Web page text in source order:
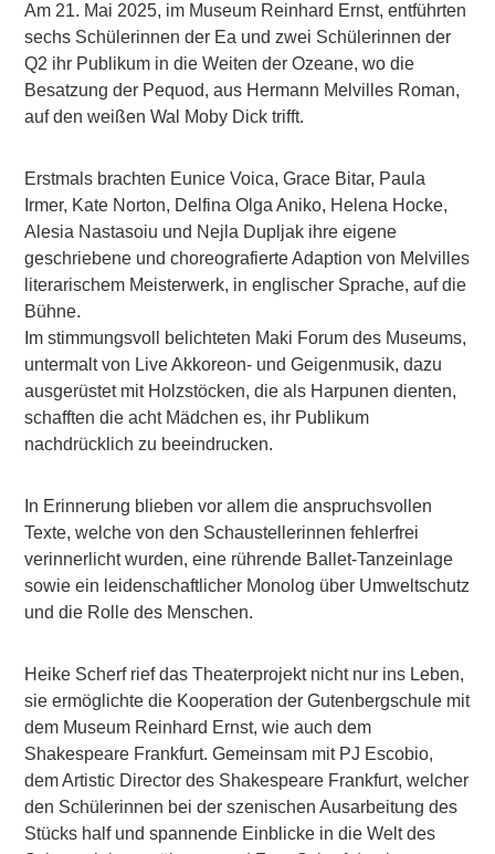
Am 21. Mai 2025, im Museum Reinhard Ernst, entführten
sechs Schülerinnen der Ea und zwei Schülerinnen der
Q2 ihr Publikum in die Weiten der Ozeane, wo die
Besatzung der Pequod, aus Hermann Melvilles Roman,
auf den weißen Wal Moby Dick trifft.
Erstmals brachten Eunice Voica, Grace Bitar, Paula
Irmer, Kate Norton, Delfina Olga Aniko, Helena Hocke,
Alesia Nastasoiu und Nejla Dupljak ihre eigene
geschriebene und choreografierte Adaption von Melvilles
literarischem Meisterwerk, in englischer Sprache, auf die
Bühne.
Im stimmungsvoll belichteten Maki Forum des Museums,
untermalt von Live Akkoreon- und Geigenmusik, dazu
ausgerüstet mit Holzstöcken, die als Harpunen dienten,
schafften die acht Mädchen es, ihr Publikum
nachdrücklich zu beeindrucken.
In Erinnerung blieben vor allem die anspruchsvollen
Texte, welche von den Schaustellerinnen fehlerfrei
verinnerlicht wurden, eine rührende Ballet-Tanzeinlage
sowie ein leidenschaftlicher Monolog über Umweltschutz
und die Rolle des Menschen.
Heike Scherf rief das Theaterprojekt nicht nur ins Leben,
sie ermöglichte die Kooperation der Gutenbergschule mit
dem Museum Reinhard Ernst, wie auch dem
Shakespeare Frankfurt. Gemeinsam mit PJ Escobio,
dem Artistic Director des Shakespeare Frankfurt, welcher
den Schülerinnen bei der szenischen Ausarbeitung des
Stücks half und spannende Einblicke in die Welt des